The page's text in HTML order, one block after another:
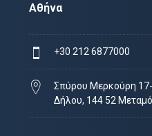
Αθήνα
+30 212 6877000
Σπύρου Μερκούρη 17-
Δήλου, 144 52